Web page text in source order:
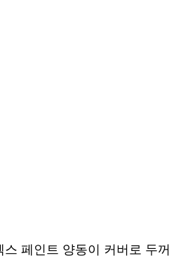
페인트 양동이 커버로 두꺼